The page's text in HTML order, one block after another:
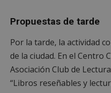
Propuestas de tarde
Por la tarde, la actividad
de la ciudad. En el Centro
Asociación Club de
“Libros reseñables y